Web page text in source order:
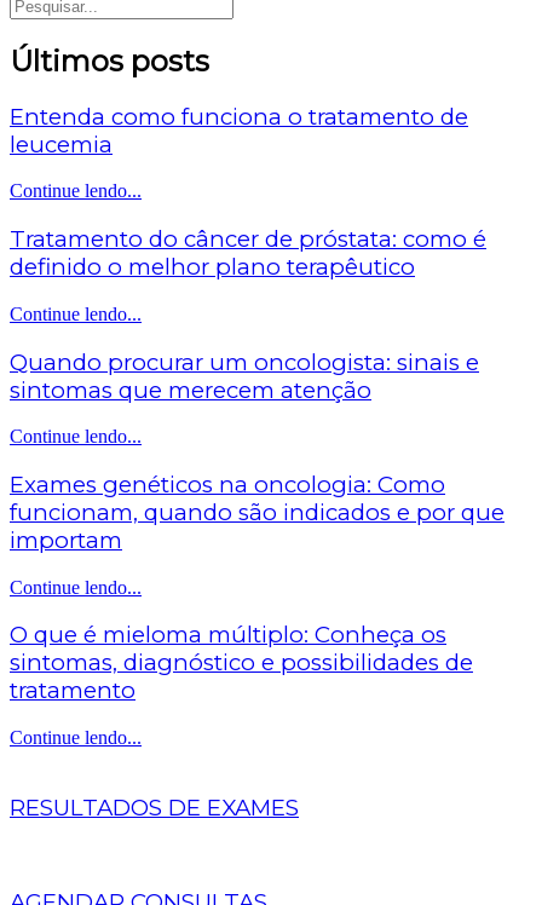
Últimos posts
Entenda como funciona o tratamento de
leucemia
Continue lendo...
Tratamento do câncer de próstata: como é
definido o melhor plano terapêutico
Continue lendo...
Quando procurar um oncologista: sinais e
sintomas que merecem atenção
Continue lendo...
Exames genéticos na oncologia: Como
funcionam, quando são indicados e por que
importam
Continue lendo...
O que é mieloma múltiplo: Conheça os
sintomas, diagnóstico e possibilidades de
tratamento
Continue lendo...
RESULTADOS DE EXAMES